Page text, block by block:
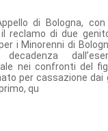
di Bologna,
reclamo di due
i Minorenni di
nei confronti del
per cassazione dai
qu